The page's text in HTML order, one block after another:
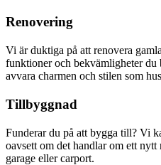
Renovering
Vi är duktiga på att renovera
funktioner och bekvämligheter du
avvara charmen och stilen som
Tillbyggnad
Funderar du på att bygga till? Vi
oavsett om det handlar om ett
garage eller carport.